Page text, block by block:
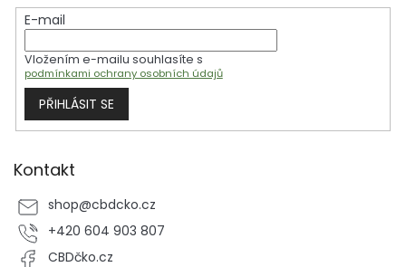
E-mail
Vložením e-mailu souhlasíte s
podmínkami ochrany osobních údajů
PŘIHLÁSIT SE
Kontakt
shop@cbdcko.cz
+420 604 903 807
CBDčko.cz